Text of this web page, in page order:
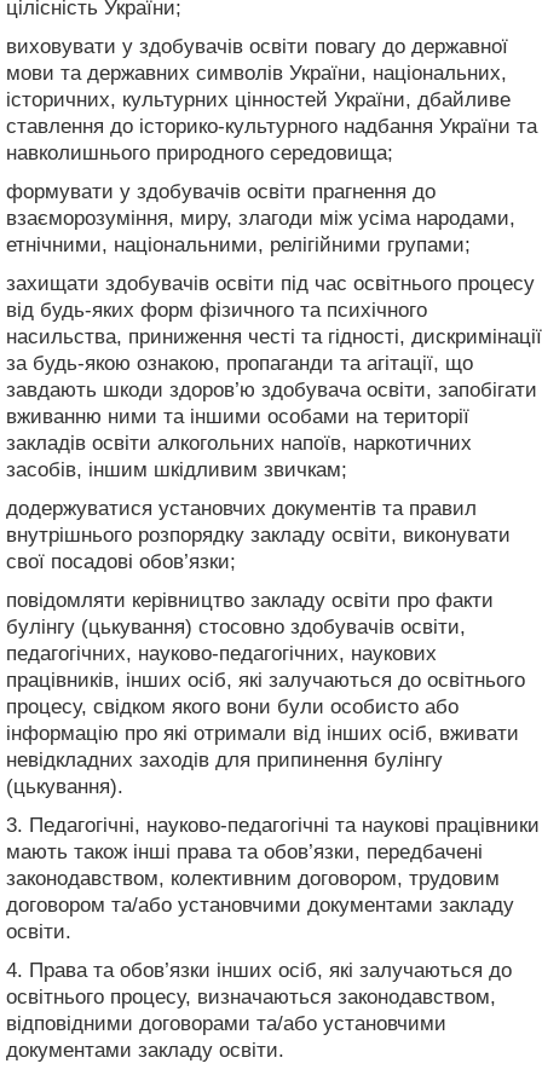
цілісність України;
виховувати у здобувачів освіти повагу до державної
мови та державних символів України, національних,
історичних, культурних цінностей України, дбайливе
ставлення до історико-культурного надбання України та
навколишнього природного середовища;
формувати у здобувачів освіти прагнення до
взаєморозуміння, миру, злагоди між усіма народами,
етнічними, національними, релігійними групами;
захищати здобувачів освіти під час освітнього процесу
від будь-яких форм фізичного та психічного
насильства, приниження честі та гідності, дискримінації
за будь-якою ознакою, пропаганди та агітації, що
завдають шкоди здоров’ю здобувача освіти, запобігати
вживанню ними та іншими особами на території
закладів освіти алкогольних напоїв, наркотичних
засобів, іншим шкідливим звичкам;
додержуватися установчих документів та правил
внутрішнього розпорядку закладу освіти, виконувати
свої посадові обов’язки;
повідомляти керівництво закладу освіти про факти
булінгу (цькування) стосовно здобувачів освіти,
педагогічних, науково-педагогічних, наукових
працівників, інших осіб, які залучаються до освітнього
процесу, свідком якого вони були особисто або
інформацію про які отримали від інших осіб, вживати
невідкладних заходів для припинення булінгу
(цькування).
3. Педагогічні, науково-педагогічні та наукові працівники
мають також інші права та обов’язки, передбачені
законодавством, колективним договором, трудовим
договором та/або установчими документами закладу
освіти.
4. Права та обов’язки інших осіб, які залучаються до
освітнього процесу, визначаються законодавством,
відповідними договорами та/або установчими
документами закладу освіти.